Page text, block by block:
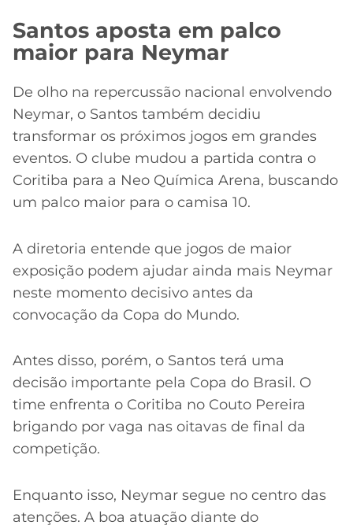
Santos aposta em palco
maior para Neymar
De olho na repercussão nacional envolvendo
Neymar, o Santos também decidiu
transformar os próximos jogos em grandes
eventos. O clube mudou a partida contra o
Coritiba para a Neo Química Arena, buscando
um palco maior para o camisa 10.
A diretoria entende que jogos de maior
exposição podem ajudar ainda mais Neymar
neste momento decisivo antes da
convocação da Copa do Mundo.
Antes disso, porém, o Santos terá uma
decisão importante pela Copa do Brasil. O
time enfrenta o Coritiba no Couto Pereira
brigando por vaga nas oitavas de final da
competição.
Enquanto isso, Neymar segue no centro das
atenções. A boa atuação diante do